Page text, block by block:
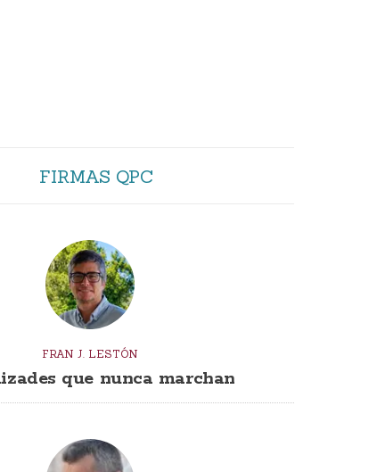
FIRMAS QPC
FRAN J. LESTÓN
que nunca marchan